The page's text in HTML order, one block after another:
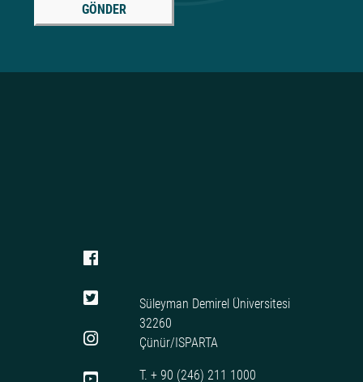
GÖNDER
Süleyman Demirel Üniversitesi
32260
Çünür/ISPARTA
T. + 90 (246) 211 1000